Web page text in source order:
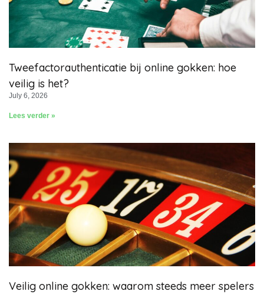
Tweefactorauthenticatie bij online gokken: hoe
veilig is het?
July 6, 2026
Lees verder »
Veilig online gokken: waarom steeds meer spelers